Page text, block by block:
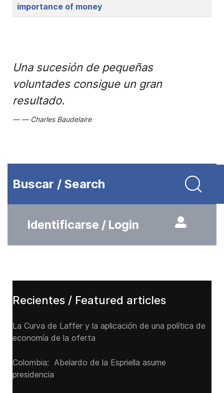
importance of money
Una sucesión de pequeñas
voluntades consigue un gran
resultado.
Charles Baudelaire
Buscar / Search
Identificarse / Login
Recientes / Featured articles
La Curva de Laffer y la aplicación de una política de
economía de la oferta
Colombia: Abelardo de la Espriella asume
presidencia